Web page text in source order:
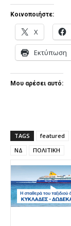
Κοινοποιήστε:
X
Εκτύπωση
Μου αρέσει αυτό:
TAGS featured
ΝΔ
ΠΟΛΙΤΙΚΗ